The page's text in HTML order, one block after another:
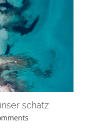
schatz